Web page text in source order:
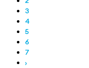
3
4
5
6
7
›